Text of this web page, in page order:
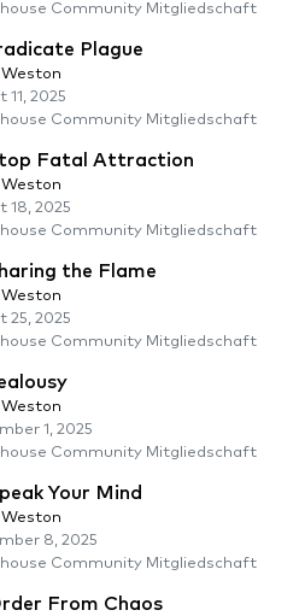
Community Mitgliedschaft
Plague
11, 2025
Community Mitgliedschaft
Fatal Attraction
18, 2025
Community Mitgliedschaft
the Flame
25, 2025
Community Mitgliedschaft
1, 2025
Community Mitgliedschaft
Your Mind
8, 2025
Community Mitgliedschaft
From Chaos